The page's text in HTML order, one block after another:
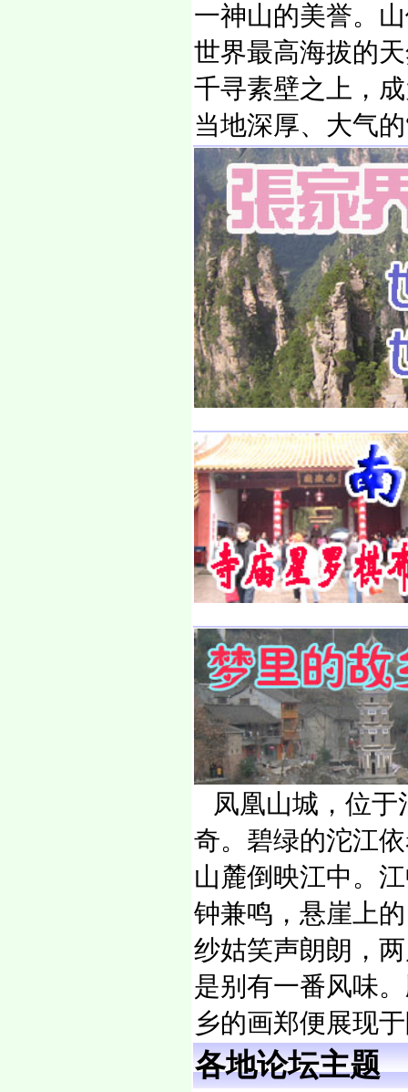
一神山的美誉。
世界最高海拔的
千寻素壁之上，
当地深厚、大气
凤凰山城，位于
奇。碧绿的沱江
山麓倒映江中。
钟兼鸣，悬崖上
纱姑笑声朗朗，
是别有一番风味
乡的画郑便展现
各地论坛主题